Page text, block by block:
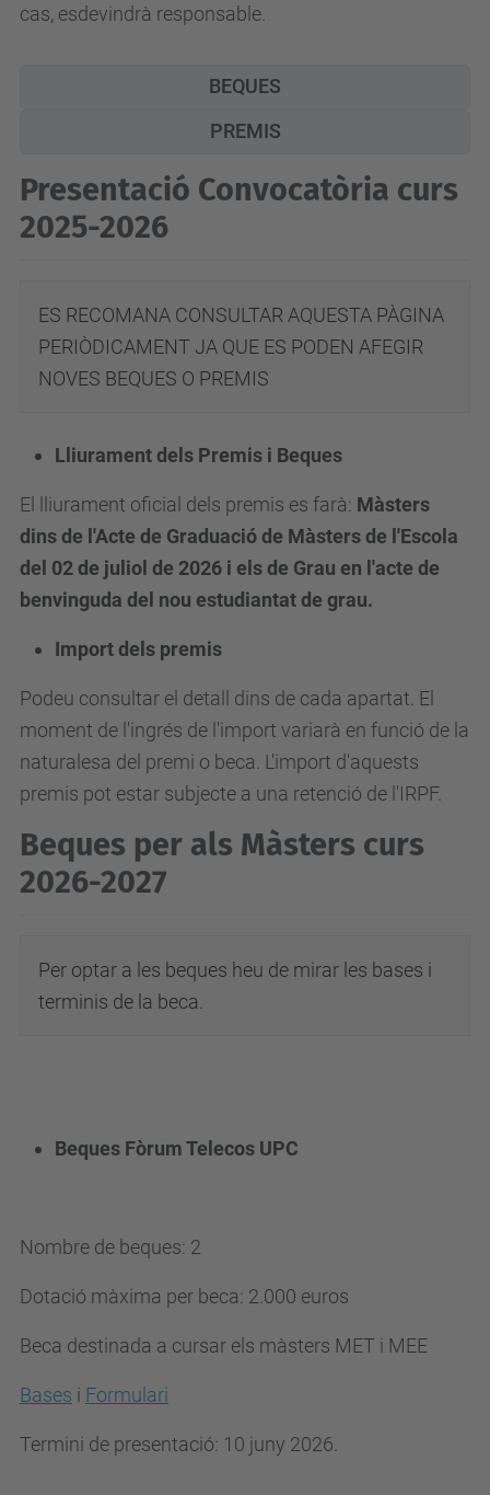
cas, esdevindrà responsable.
BEQUES
PREMIS
Presentació Convocatòria curs
2025-2026
ES RECOMANA CONSULTAR AQUESTA PÀGINA
PERIÒDICAMENT JA QUE ES PODEN AFEGIR
NOVES BEQUES O PREMIS
Lliurament dels Premis i Beques
El lliurament oficial dels premis es farà: Màsters
dins de l'Acte de Graduació de Màsters de l'Escola
del 02 de juliol de 2026 i els de Grau en l'acte de
benvinguda del nou estudiantat de grau.
Import dels premis
Podeu consultar el detall dins de cada apartat. El
moment de l'ingrés de l'import variarà en funció de la
naturalesa del premi o beca. L'import d'aquests
premis pot estar subjecte a una retenció de l'IRPF.
Beques per als Màsters curs
2026-2027
Per optar a les beques heu de mirar les bases i
terminis de la beca.
Beques Fòrum Telecos UPC
Nombre de beques: 2
Dotació màxima per beca: 2.000 euros
Beca destinada a cursar els màsters MET i MEE
Bases i Formulari
Termini de presentació: 10 juny 2026.